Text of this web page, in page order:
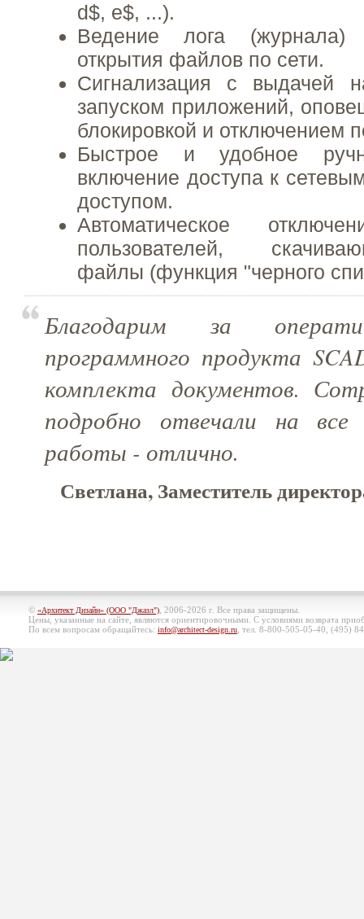
d$, e$, ...).
Ведение лога (журнала)
открытия файлов по сети.
Сигнализация с выдачей
запуском приложений,
блокировкой и отключением
Быстрое и удобное
включение доступа к
доступом.
Автоматическое
пользователей,
файлы (функция "черного
Благодарим за
программного продукта
комплекта документов.
подробно отвечали на
работы - отлично.
Светлана, Заместитель
© «Архитект Дизайн» (ООО "Джазл") , 2006-2026 г. Все права защищены.
Цены, указанные на сайте, являются ориентировочными. С условиями возврата
По всем вопросам обращайтесь: info@architect-design.ru , тел. 8-800-505-05-40, (495)